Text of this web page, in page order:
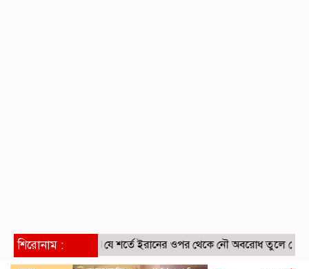
শিরোনাম : যে শর্তে ইরানের ওপর থেকে নৌ অবরোধ তুলে নেবে